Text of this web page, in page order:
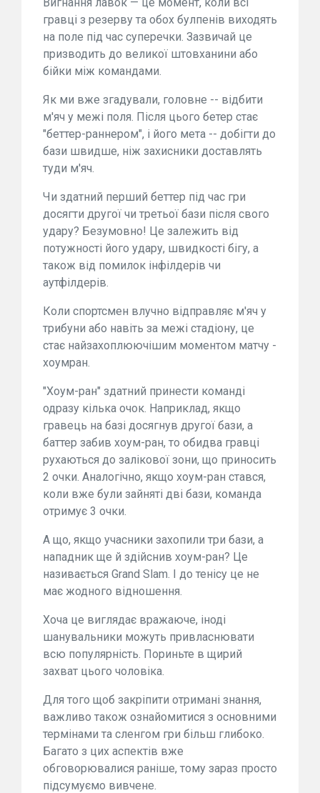
гравці з резерву та обох булпенів виходять
на поле під час суперечки. Зазвичай це
призводить до великої штовханини або
бійки між командами.
Як ми вже згадували, головне -- відбити
м'яч у межі поля. Після цього бетер стає
"беттер-раннером", і його мета -- добігти до
бази швидше, ніж захисники доставлять
туди м'яч.
Чи здатний перший беттер під час гри
досягти другої чи третьої бази після свого
удару? Безумовно! Це залежить від
потужності його удару, швидкості бігу, а
також від помилок інфілдерів чи
аутфілдерів.
Коли спортсмен влучно відправляє м'яч у
трибуни або навіть за межі стадіону, це
стає найзахоплюючішим моментом матчу -
хоумран.
"Хоум-ран" здатний принести команді
одразу кілька очок. Наприклад, якщо
гравець на базі досягнув другої бази, а
баттер забив хоум-ран, то обидва гравці
рухаються до залікової зони, що приносить
2 очки. Аналогічно, якщо хоум-ран стався,
коли вже були зайняті дві бази, команда
отримує 3 очки.
А що, якщо учасники захопили три бази, а
нападник ще й здійснив хоум-ран? Це
називається Grand Slam. І до тенісу це не
має жодного відношення.
Хоча це виглядає вражаюче, іноді
шанувальники можуть привласнювати
всю популярність. Пориньте в щирий
захват цього чоловіка.
Для того щоб закріпити отримані знання,
важливо також ознайомитися з основними
термінами та сленгом гри більш глибоко.
Багато з цих аспектів вже
обговорювалися раніше, тому зараз просто
підсумуємо вивчене.